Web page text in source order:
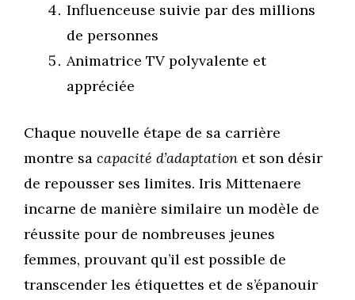
Influenceuse suivie par des millions
de personnes
Animatrice TV polyvalente et
appréciée
Chaque nouvelle étape de sa carrière
montre sa capacité d’adaptation et son désir
de repousser ses limites. Iris Mittenaere
incarne de manière similaire un modèle de
réussite pour de nombreuses jeunes
femmes, prouvant qu’il est possible de
transcender les étiquettes et de s’épanouir